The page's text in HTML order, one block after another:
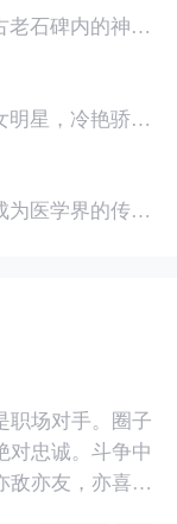
一个从边陲小城走出的少年，从修炼古老石碑内的神秘一式开始，一路高歌狂飙，打造一片属于自己的天下……
温柔大方的美女校长，星光四射的玉女明星，冷艳骄傲的美女特工，一个二个，全都跑来，撒娇撒赖的要他做她们的私房保镖，这是为什么呢？
一个医院的临时工，凭一双妙手逐步成为医学界的传奇！ 一个社会底层的小人物，靠一腔热血成为人世间的枭王！ 当佛已经无能为力，便由我来普渡众生——杨风。
职场对手。圈子
对忠诚。斗争中
敌亦友，亦喜亦